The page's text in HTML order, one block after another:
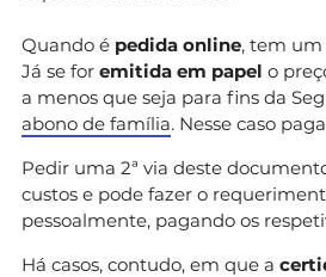
Quando é pedida online, tem um
Já se for emitida em papel o
a menos que seja para fins da
abono de família. Nesse caso
Pedir uma 2ª via deste
custos e pode fazer o
pessoalmente, pagando os
Há casos, contudo, em que a